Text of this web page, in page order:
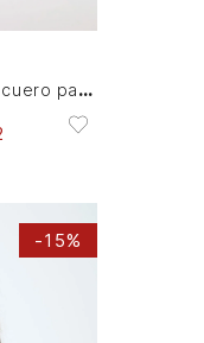
Chaqueta biker natura de cuero para mujer semi ajustada
-15%